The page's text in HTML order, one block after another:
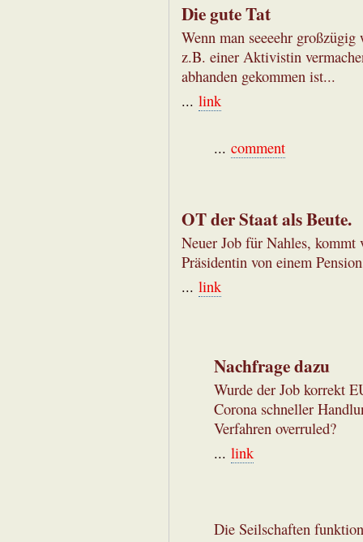
Die gute Tat
Wenn man seeeehr
z.B. einer Aktivistin
abhanden gekommen ist...
... link
... comment
OT der Staat als Beute.
Neuer Job für Nahles, kommt
Präsidentin von einem
... link
Nachfrage dazu
Wurde der Job korrekt
Corona schneller
Verfahren overruled?
... link
Die Seilschaften